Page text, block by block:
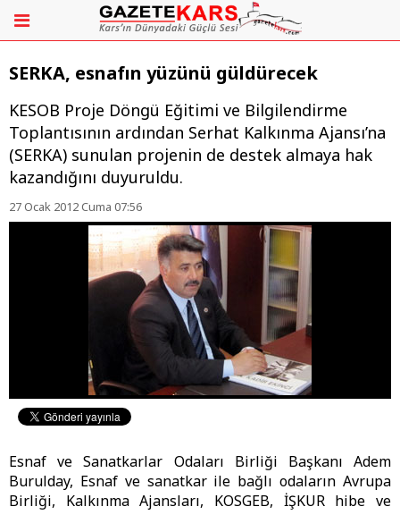
SERKA, esnafın yüzünü güldürecek
KESOB Proje Döngü Eğitimi ve Bilgilendirme
Toplantısının ardından Serhat Kalkınma Ajansı’na
(SERKA) sunulan projenin de destek almaya hak
kazandığını duyuruldu.
27 Ocak 2012 Cuma 07:56
Esnaf ve Sanatkarlar Odaları Birliği Başkanı Adem
Burulday, Esnaf ve sanatkar ile bağlı odaların Avrupa
Birliği, Kalkınma Ajansları, KOSGEB, İŞKUR hibe ve